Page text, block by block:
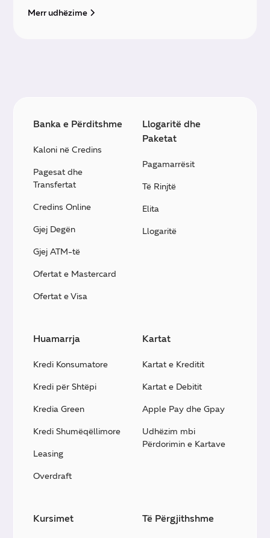
Merr udhëzime
Banka e Përditshme
Kaloni në Credins
Pagesat dhe
Transfertat
Credins Online
Gjej Degën
Gjej ATM-të
Ofertat e Mastercard
Ofertat e Visa
Llogaritë dhe
Paketat
Pagamarrësit
Të Rinjtë
Elita
Llogaritë
Huamarrja
Kredi Konsumatore
Kredi për Shtëpi
Kredia Green
Kredi Shumëqëllimore
Leasing
Overdraft
Kartat
Kartat e Kreditit
Kartat e Debitit
Apple Pay dhe Gpay
Udhëzim mbi
Përdorimin e Kartave
Kursimet Të Përgjithshme